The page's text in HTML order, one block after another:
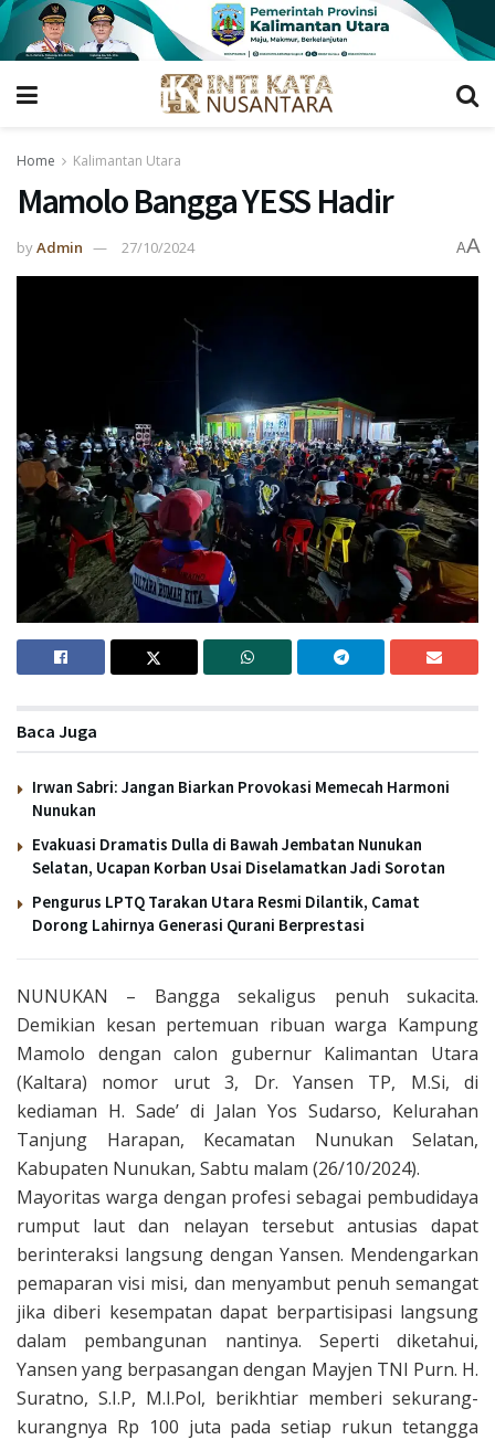
Home Kalimantan Utara
Mamolo Bangga YESS Hadir
byAdmin 27/10/2024 AA
Baca Juga
Irwan Sabri: Jangan Biarkan Provokasi Memecah Harmoni
Nunukan
Evakuasi Dramatis Dulla di Bawah Jembatan Nunukan
Selatan, Ucapan Korban Usai Diselamatkan Jadi Sorotan
Pengurus LPTQ Tarakan Utara Resmi Dilantik, Camat
Dorong Lahirnya Generasi Qurani Berprestasi
NUNUKAN – Bangga sekaligus penuh sukacita.
Demikian kesan pertemuan ribuan warga Kampung
Mamolo dengan calon gubernur Kalimantan Utara
(Kaltara) nomor urut 3, Dr. Yansen TP, M.Si, di
kediaman H. Sade’ di Jalan Yos Sudarso, Kelurahan
Tanjung Harapan, Kecamatan Nunukan Selatan,
Kabupaten Nunukan, Sabtu malam (26/10/2024).
Mayoritas warga dengan profesi sebagai pembudidaya
rumput laut dan nelayan tersebut antusias dapat
berinteraksi langsung dengan Yansen. Mendengarkan
pemaparan visi misi, dan menyambut penuh semangat
jika diberi kesempatan dapat berpartisipasi langsung
dalam pembangunan nantinya. Seperti diketahui,
Yansen yang berpasangan dengan Mayjen TNI Purn. H.
Suratno, S.I.P, M.I.Pol, berikhtiar memberi sekurang-
kurangnya Rp 100 juta pada setiap rukun tetangga